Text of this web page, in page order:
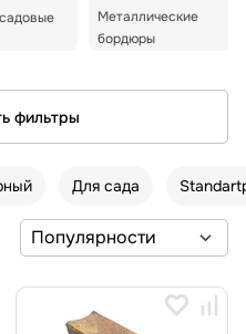
Металлические
бордюры
фильтры
Для сада